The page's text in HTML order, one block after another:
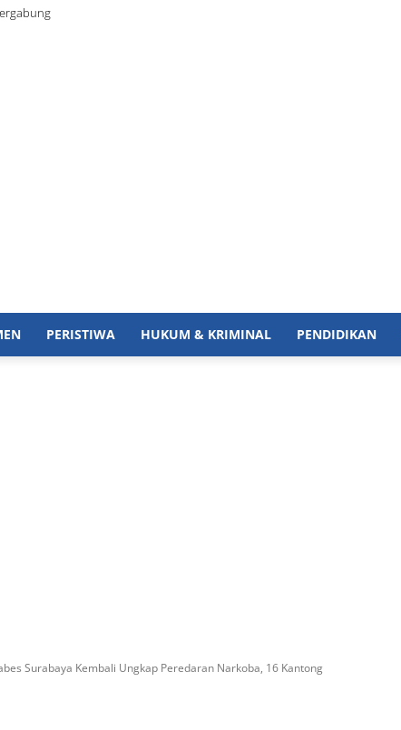
PERISTIWA HUKUM & KRIMINAL PENDIDIKAN
Surabaya Kembali Ungkap Peredaran Narkoba, 16 Kantong